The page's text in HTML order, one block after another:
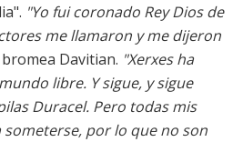
"Yo fui coronado Rey Dios de
me llamaron y me dijeron
Davitian. "Xerxes ha
libre. Y sigue, y sigue
Duracel. Pero todas mis
por lo que no son